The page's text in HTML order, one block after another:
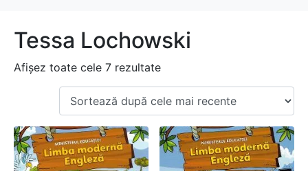
Tessa Lochowski
Afișez toate cele 7 rezultate